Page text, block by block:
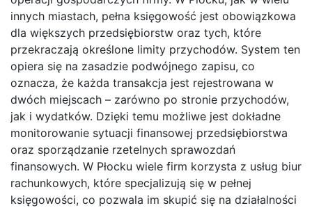
innych miastach, pełna księgowość jest obowiązkowa
dla większych przedsiębiorstw oraz tych, które
przekraczają określone limity przychodów. System ten
opiera się na zasadzie podwójnego zapisu, co
oznacza, że każda transakcja jest rejestrowana w
dwóch miejscach – zarówno po stronie przychodów,
jak i wydatków. Dzięki temu możliwe jest dokładne
monitorowanie sytuacji finansowej przedsiębiorstwa
oraz sporządzanie rzetelnych sprawozdań
finansowych. W Płocku wiele firm korzysta z usług biur
rachunkowych, które specjalizują się w pełnej
księgowości, co pozwala im skupić się na działalności